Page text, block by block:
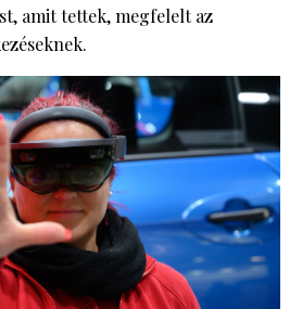
amit tettek, megfelelt az